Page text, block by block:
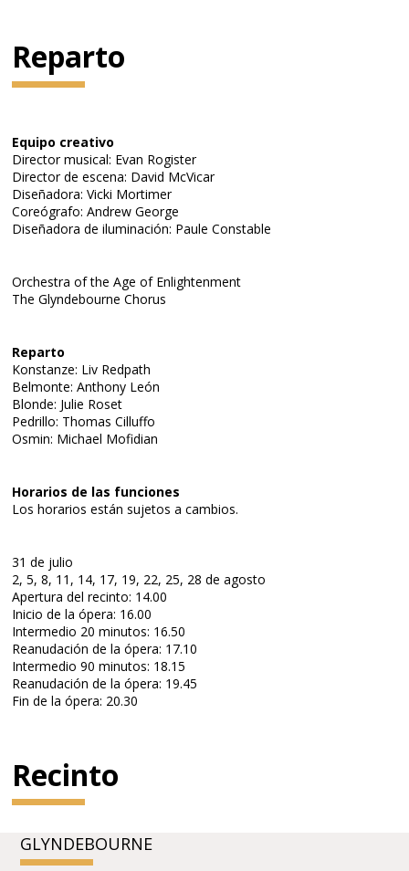
Reparto
Equipo creativo
Director musical: Evan Rogister
Director de escena: David McVicar
Diseñadora: Vicki Mortimer
Coreógrafo: Andrew George
Diseñadora de iluminación: Paule Constable
Orchestra of the Age of Enlightenment
The Glyndebourne Chorus
Reparto
Konstanze: Liv Redpath
Belmonte: Anthony León
Blonde: Julie Roset
Pedrillo: Thomas Cilluffo
Osmin: Michael Mofidian
Horarios de las funciones
Los horarios están sujetos a cambios.
31 de julio
2, 5, 8, 11, 14, 17, 19, 22, 25, 28 de agosto
Apertura del recinto: 14.00
Inicio de la ópera: 16.00
Intermedio 20 minutos: 16.50
Reanudación de la ópera: 17.10
Intermedio 90 minutos: 18.15
Reanudación de la ópera: 19.45
Fin de la ópera: 20.30
Recinto
GLYNDEBOURNE